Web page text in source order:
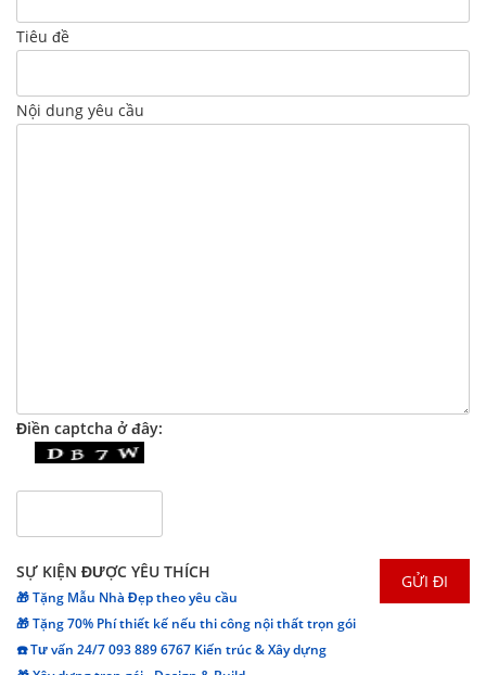
Tiêu đề
Nội dung yêu cầu
Điền captcha ở đây:
SỰ KIỆN ĐƯỢC YÊU THÍCH
🎁 Tặng Mẫu Nhà Đẹp theo yêu cầu
🎁 Tặng 70% Phí thiết kế nếu thi công nội thất trọn gói
☎️ Tư vấn 24/7 093 889 6767 Kiến trúc & Xây dựng